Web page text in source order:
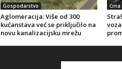
Gospodarstvo
Aglomeracija: Više od 300
kućanstava već se priključilo na
novu kanalizacijsku mrežu